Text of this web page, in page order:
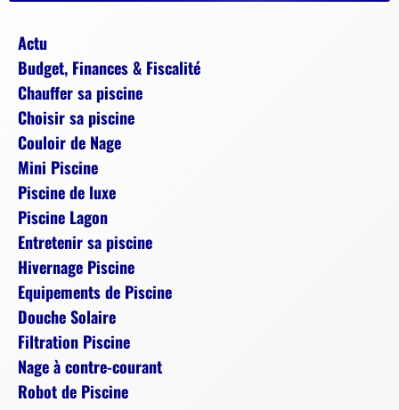
Actu
Budget, Finances & Fiscalité
Chauffer sa piscine
Choisir sa piscine
Couloir de Nage
Mini Piscine
Piscine de luxe
Piscine Lagon
Entretenir sa piscine
Hivernage Piscine
Equipements de Piscine
Douche Solaire
Filtration Piscine
Nage à contre-courant
Robot de Piscine